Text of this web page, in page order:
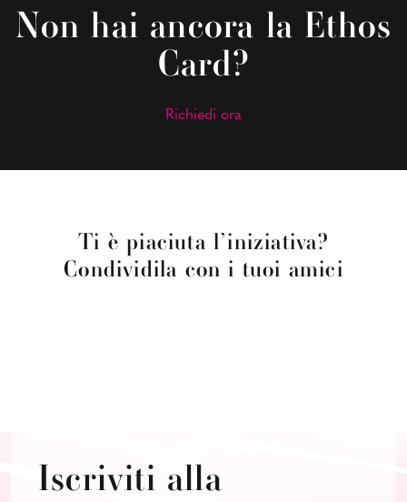
Non hai ancora la Ethos
Card?
Richiedi ora
Ti è piaciuta l’iniziativa?
Condividila con i tuoi amici
Iscriviti alla